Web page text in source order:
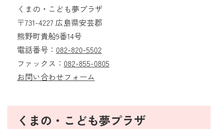
くまの・こども夢プラザ
〒731-4227 広島県安芸郡
熊野町貴船9番14号
電話番号： 082-820-5502
ファックス： 082-855-0805
お問い合わせフォーム
くまの・こども夢プラザ